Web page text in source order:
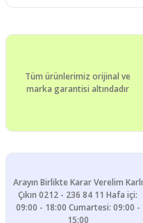
Tüm ürünlerimiz orijinal ve
marka garantisi altındadır
Arayın Birlikte Karar Verelim Karlı
Çıkın 0212 - 236 84 11 Hafa içi:
09:00 - 18:00 Cumartesi: 09:00 -
15:00